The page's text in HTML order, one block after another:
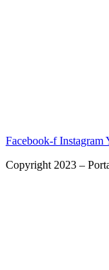
Facebook-f Instagram
Copyright 2023 –